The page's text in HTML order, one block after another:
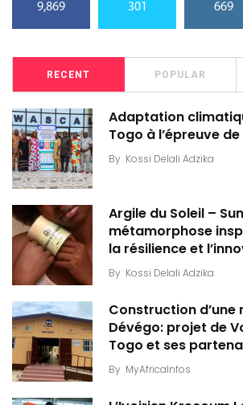
9,869 301 669
RECENT POPULAR
Adaptation
Togo à l’épreuve
By Kossi Delali Adzika
Argile du Soleil –
métamorphose
la résilience et
By Kossi Delali Adzika
Construction
Dévégo: projet de
Togo et ses
By MyAfricaInfos